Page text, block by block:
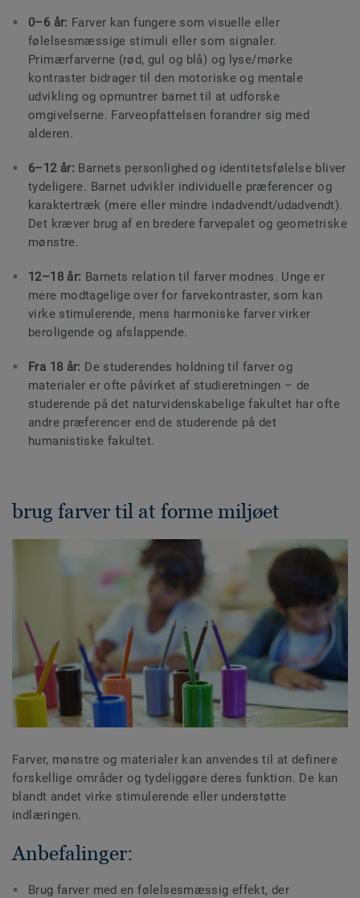
0–6 år: Farver kan fungere som visuelle eller
følelsesmæssige stimuli eller som signaler.
Primærfarverne (rød, gul og blå) og lyse/mørke
kontraster bidrager til den motoriske og mentale
udvikling og opmuntrer barnet til at udforske
omgivelserne. Farveopfattelsen forandrer sig med
alderen.
6–12 år: Barnets personlighed og identitetsfølelse bliver
tydeligere. Barnet udvikler individuelle præferencer og
karaktertræk (mere eller mindre indadvendt/udadvendt).
Det kræver brug af en bredere farvepalet og geometriske
mønstre.
12–18 år: Barnets relation til farver modnes. Unge er
mere modtagelige over for farvekontraster, som kan
virke stimulerende, mens harmoniske farver virker
beroligende og afslappende.
Fra 18 år: De studerendes holdning til farver og
materialer er ofte påvirket af studieretningen – de
studerende på det naturvidenskabelige fakultet har ofte
andre præferencer end de studerende på det
humanistiske fakultet.
brug farver til at forme miljøet
Farver, mønstre og materialer kan anvendes til at definere
forskellige områder og tydeliggøre deres funktion. De kan
blandt andet virke stimulerende eller understøtte
indlæringen.
Anbefalinger:
Brug farver med en følelsesmæssig effekt, der